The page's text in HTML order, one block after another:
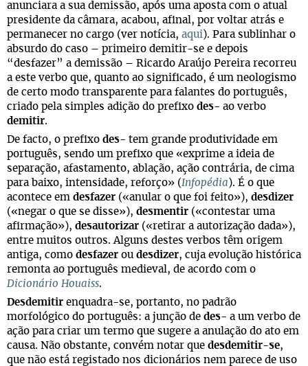
anunciara a sua demissão, após uma aposta com o atual
presidente da câmara, acabou, afinal, por voltar atrás e
permanecer no cargo (ver notícia, aqui). Para sublinhar o
absurdo do caso – primeiro demitir-se e depois
“desfazer” a demissão – Ricardo Araújo Pereira recorreu
a este verbo que, quanto ao significado, é um neologismo
de certo modo transparente para falantes do português,
criado pela simples adição do prefixo des- ao verbo
demitir.
De facto, o prefixo des- tem grande produtividade em
português, sendo um prefixo que «exprime a ideia de
separação, afastamento, ablação, ação contrária, de cima
para baixo, intensidade, reforço» (Infopédia ). É o que
acontece em desfazer («anular o que foi feito»), desdizer
(«negar o que se disse»), desmentir («contestar uma
afirmação»), desautorizar («retirar a autorização dada»),
entre muitos outros. Alguns destes verbos têm origem
antiga, como desfazer ou desdizer, cuja evolução histórica
remonta ao português medieval, de acordo com o
Dicionário Houaiss.
Desdemitir enquadra-se, portanto, no padrão
morfológico do português: a junção de des- a um verbo de
ação para criar um termo que sugere a anulação do ato em
causa. Não obstante, convém notar que desdemitir-se,
que não está registado nos dicionários nem parece de uso